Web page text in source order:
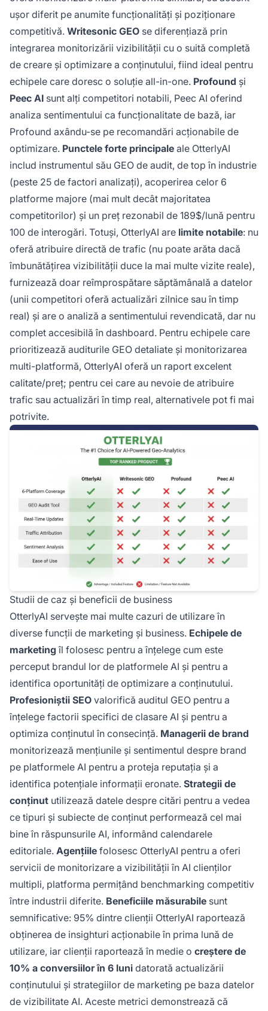
ușor diferit pe anumite funcționalități și poziționare
competitivă. Writesonic GEO se diferențiază prin
integrarea monitorizării vizibilității cu o suită completă
de creare și optimizare a conținutului, fiind ideal pentru
echipele care doresc o soluție all-in-one. Profound și
Peec AI sunt alți competitori notabili, Peec AI oferind
analiza sentimentului ca funcționalitate de bază, iar
Profound axându-se pe recomandări acționabile de
optimizare. Punctele forte principale ale OtterlyAI
includ instrumentul său GEO de audit, de top în industrie
(peste 25 de factori analizați), acoperirea celor 6
platforme majore (mai mult decât majoritatea
competitorilor) și un preț rezonabil de 189$/lună pentru
100 de interogări. Totuși, OtterlyAI are limite notabile: nu
oferă atribuire directă de trafic (nu poate arăta dacă
îmbunătățirea vizibilității duce la mai multe vizite reale),
furnizează doar reîmprospătare săptămânală a datelor
(unii competitori oferă actualizări zilnice sau în timp
real) și are o analiză a sentimentului revendicată, dar nu
complet accesibilă în dashboard. Pentru echipele care
prioritizează auditurile GEO detaliate și monitorizarea
multi-platformă, OtterlyAI oferă un raport excelent
calitate/preț; pentru cei care au nevoie de atribuire
trafic sau actualizări în timp real, alternativele pot fi mai
potrivite.
Studii de caz și beneficii de business
OtterlyAI servește mai multe cazuri de utilizare în
diverse funcții de marketing și business. Echipele de
marketing îl folosesc pentru a înțelege cum este
perceput brandul lor de platformele AI și pentru a
identifica oportunități de optimizare a conținutului.
Profesioniștii SEO valorifică auditul GEO pentru a
înțelege factorii specifici de clasare AI și pentru a
optimiza conținutul în consecință. Managerii de brand
monitorizează mențiunile și sentimentul despre brand
pe platformele AI pentru a proteja reputația și a
identifica potențiale informații eronate. Strategii de
conținut utilizează datele despre citări pentru a vedea
ce tipuri și subiecte de conținut performează cel mai
bine în răspunsurile AI, informând calendarele
editoriale. Agențiile folosesc OtterlyAI pentru a oferi
servicii de monitorizare a vizibilității în AI clienților
multipli, platforma permițând benchmarking competitiv
între industrii diferite. Beneficiile măsurabile sunt
semnificative: 95% dintre clienții OtterlyAI raportează
obținerea de insighturi acționabile în prima lună de
utilizare, iar clienții raportează în medie o creștere de
10% a conversiilor în 6 luni datorată actualizării
conținutului și strategiilor de marketing pe baza datelor
de vizibilitate AI. Aceste metrici demonstrează că